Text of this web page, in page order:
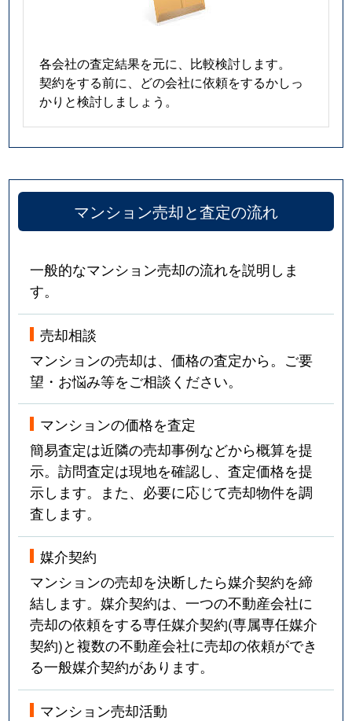
各会社の査定結果を元に、比較検討します。
契約をする前に、どの会社に依頼をするかしっ
かりと検討しましょう。
マンション売却と査定の流れ
一般的なマンション売却の流れを説明しま
す。
売却相談
マンションの売却は、価格の査定から。ご要
望・お悩み等をご相談ください。
マンションの価格を査定
簡易査定は近隣の売却事例などから概算を提
示。訪問査定は現地を確認し、査定価格を提
示します。また、必要に応じて売却物件を調
査します。
媒介契約
マンションの売却を決断したら媒介契約を締
結します。媒介契約は、一つの不動産会社に
売却の依頼をする専任媒介契約(専属専任媒介
契約)と複数の不動産会社に売却の依頼ができ
る一般媒介契約があります。
マンション売却活動